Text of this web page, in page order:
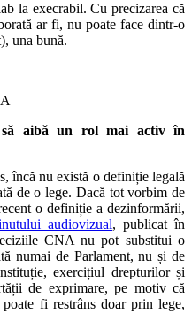
la execrabil. Cu precizarea că
ar fi, nu poate face dintr-o
una bună.
aibă un rol mai activ în
încă nu există o definiție legală
de o lege. Dacă tot vorbim de
o definiție a dezinformării,
audiovizual, publicat în
CNA nu pot substitui o
numai de Parlament, nu și de
exercițiul drepturilor și
de exprimare, pe motiv că
fi restrâns doar prin lege,